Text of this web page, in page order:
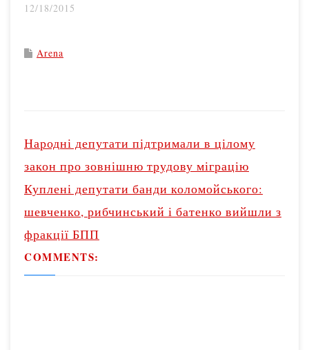
12/18/2015
Arena
o
t
n
a
v
i
g
Народні депутати підтримали в цілому
закон про зовнішню трудову міграцію
Куплені депутати банди коломойського:
шевченко, рибчинський і батенко вийшли з
фракції БПП
COMMENTS: